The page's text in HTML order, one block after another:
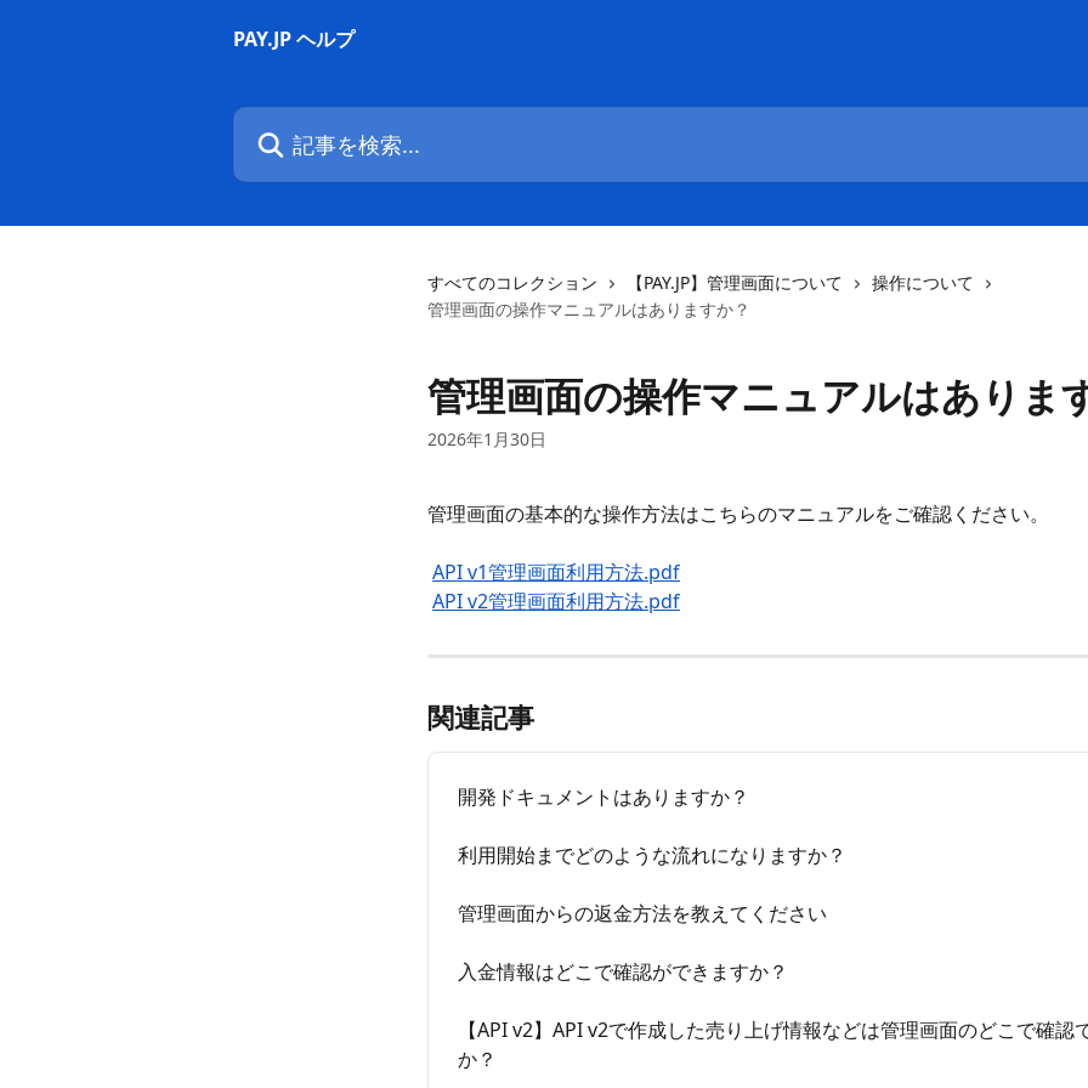
PAY.JP ヘルプ
記事を検索...
すべてのコレクション 【PAY.JP】管理画面について
操作について
管理画面の操作マニュアルはありますか？
管理画面の操作マニュアルはありま
2026年1月30日
管理画面の基本的な操作方法はこちらのマニュアルをご確認ください。
API v1管理画面利用方法.pdf
API v2管理画面利用方法.pdf
関連記事
開発ドキュメントはありますか？
利用開始までどのような流れになりますか？
管理画面からの返金方法を教えてください
入金情報はどこで確認ができますか？
【API v2】API v2で作成した売り上げ情報などは管理画面のどこで確認
か？